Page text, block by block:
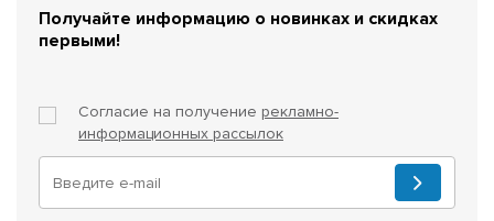
Получайте информацию о новинках и скидках
первыми!
Согласие на получение рекламно-
информационных рассылок